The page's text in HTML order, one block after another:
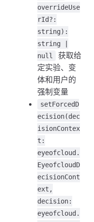
overrideUse
rId?:
string):
string |
null
获取给
定实验、变
体和用户的
强制变量
setForcedD
ecision(dec
isionContex
t:
eyeofcloud.
EyeofcloudD
ecisionCont
ext,
decision:
eyeofcloud.